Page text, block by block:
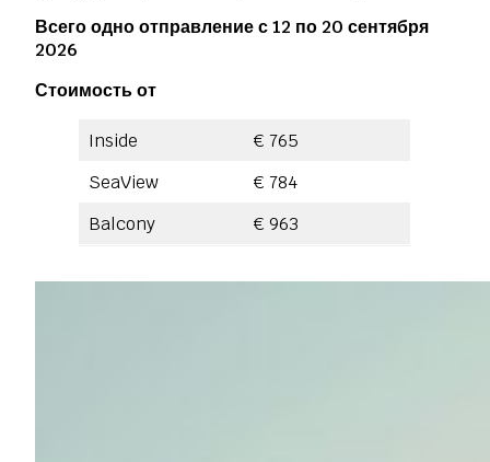
Всего одно отправление с 12 по 20 сентября
2026
Стоимость от
Inside
€ 765
SeaView
€ 784
Balcony
€ 963